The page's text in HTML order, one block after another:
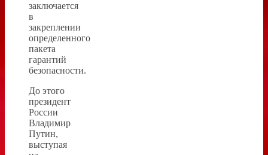
заключается
в
закреплении
определенного
пакета
гарантий
безопасности.
До этого
президент
России
Владимир
Путин,
выступая